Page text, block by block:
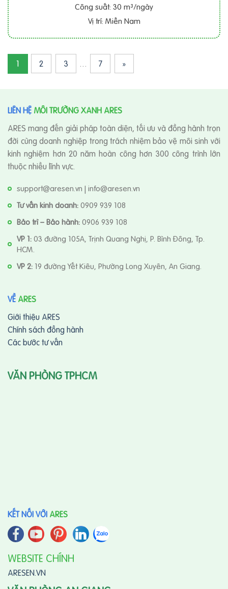
Công suất: 30 m³/ngày
Vị trí: Miền Nam
1 2 3 … 7 »
LIÊN HỆ MÔI TRƯỜNG XANH ARES
ARES mang đến giải pháp toàn diện, tối ưu và đồng hành trọn
đời cùng doanh nghiệp trong trách nhiệm bảo vệ môi sinh với
kinh nghiệm hơn 20 năm hoàn công hơn 300 công trình lớn
thuộc nhiều lĩnh vực.
support@aresen.vn | info@aresen.vn
Tư vấn kinh doanh:0909 939 108
Bảo trì – Bảo hành:0906 939 108
VP 1:03 đường 105A, Trịnh Quang Nghị, P. Bình Đông, Tp.
HCM.
VP 2: 19 đường Yết Kiêu, Phường Long Xuyên, An Giang.
VỀ ARES
Giới thiệu ARES
Chính sách đồng hành
Các bước tư vấn
VĂN PHÒNG TPHCM
KẾT NỐI VỚI ARES
WEBSITE CHÍNH
ARESEN.VN